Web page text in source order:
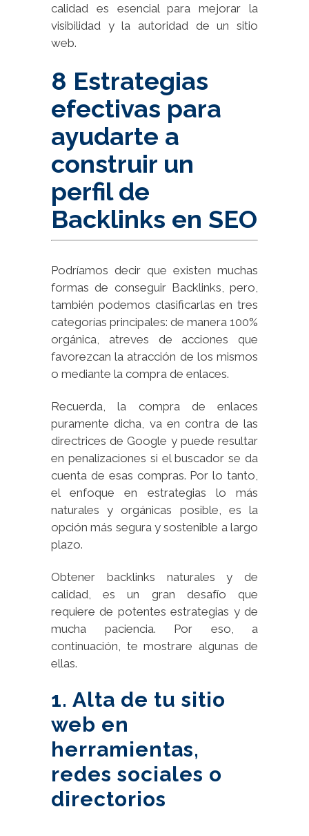
calidad es esencial para mejorar la
visibilidad y la autoridad de un sitio
web.
8 Estrategias
efectivas para
ayudarte a
construir un
perfil de
Backlinks en SEO
Podríamos decir que existen muchas
formas de conseguir Backlinks, pero,
también podemos clasificarlas en tres
categorías principales: de manera 100%
orgánica, atreves de acciones que
favorezcan la atracción de los mismos
o mediante la compra de enlaces.
Recuerda, la compra de enlaces
puramente dicha, va en contra de las
directrices de Google y puede resultar
en penalizaciones si el buscador se da
cuenta de esas compras. Por lo tanto,
el enfoque en estrategias lo más
naturales y orgánicas posible, es la
opción más segura y sostenible a largo
plazo.
Obtener backlinks naturales y de
calidad, es un gran desafío que
requiere de potentes estrategias y de
mucha paciencia. Por eso, a
continuación, te mostrare algunas de
ellas.
1. Alta de tu sitio
web en
herramientas,
redes sociales o
directorios